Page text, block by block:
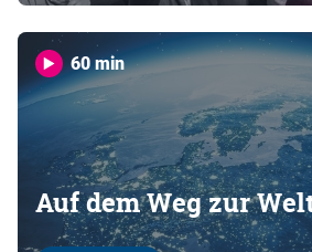
60 min
Auf dem Weg zur